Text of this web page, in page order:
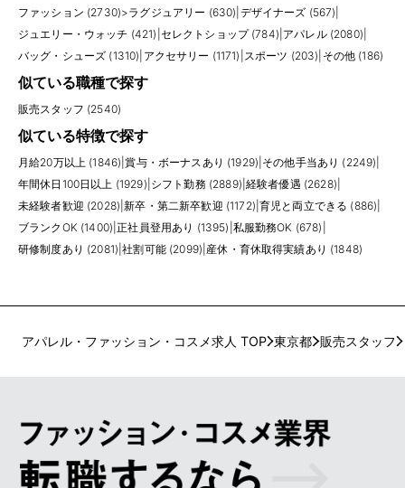
ファッション (2730)>ラグジュアリー (630) デザイナーズ (567)
ジュエリー・ウォッチ (421) セレクトショップ (784) アパレル (2080)
バッグ・シューズ (1310) アクセサリー (1171) スポーツ (203) その他 (186)
似ている職種で探す
販売スタッフ (2540)
似ている特徴で探す
月給20万以上 (1846) |賞与・ボーナスあり (1929) その他手当あり (2249)
年間休日100日以上 (1929) シフト勤務 (2889) 経験者優遇 (2628)
未経験者歓迎 (2028) |新卒・第二新卒歓迎 (1172) 育児と両立できる (886)
ブランクOK (1400) |正社員登用あり (1395) 私服勤務OK (678)
研修制度あり (2081) |社割可能 (2099) 産休・育休取得実績あり (1848)
アパレル・ファッション・コスメ求人 TOP 東京都 販売スタッフ